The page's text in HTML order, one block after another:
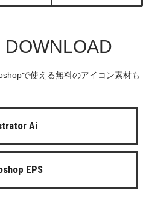
DOWNLOAD
で使える無料のアイコン素材も
Ai
EPS